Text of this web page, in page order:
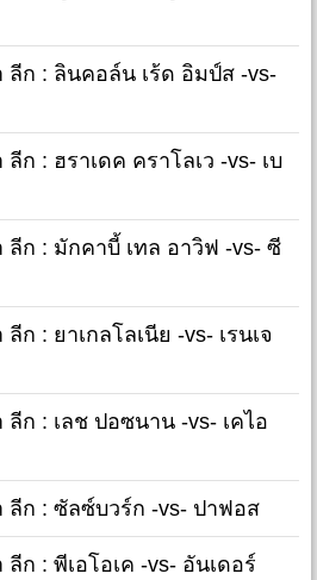
ลีก : ลินคอล์น เร้ด อิมป์ส -vs-
ก : ฮราเดค คราโลเว -vs- เบ
ลีก : มักคาบี้ เทล อาวิฟ -vs- ซี
ก : ยาเกลโลเนีย -vs- เรนเจ
ลีก : เลช ปอซนาน -vs- เคไอ
ลีก : ซัลซ์บวร์ก -vs- ปาฟอส
ก : พีเอโอเค -vs- อันเดอร์